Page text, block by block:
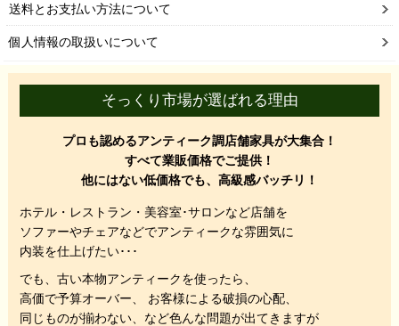
送料とお支払い方法について
個人情報の取扱いについて
そっくり市場が選ばれる理由
プロも認めるアンティーク調店舗家具が大集合！
すべて業販価格でご提供！
他にはない低価格でも、高級感バッチリ！
ホテル・レストラン・美容室･サロンなど店舗を
ソファーやチェアなどでアンティークな雰囲気に
内装を仕上げたい･･･
でも、 古い本物アンティークを使ったら、
高価で予算オーバー、 お客様による破損の心配、
同じものが揃わない、 など色んな問題が出てきますが